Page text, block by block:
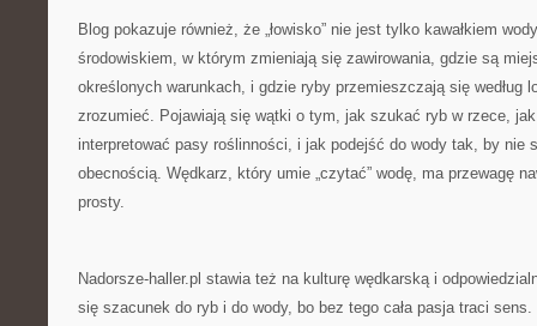
Blog pokazuje również, że „łowisko” nie jest tylko kawałkiem
środowiskiem, w którym zmieniają się zawirowania, gdzie są
określonych warunkach, i gdzie ryby przemieszczają się według
zrozumieć. Pojawiają się wątki o tym, jak szukać ryb w rzece,
interpretować pasy roślinności, i jak podejść do wody tak, by nie
obecnością. Wędkarz, który umie „czytać” wodę, ma przewagę
prosty.
Nadorsze-haller.pl stawia też na kulturę wędkarską i
się szacunek do ryb i do wody, bo bez tego cała pasja traci